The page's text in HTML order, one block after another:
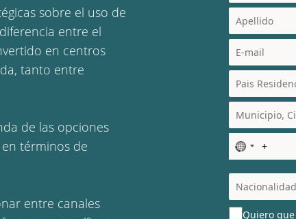
sobre el uso de
entre el
en centros
tanto entre
de las opciones
términos de
entre canales
N
o
c
o
u
Quiero